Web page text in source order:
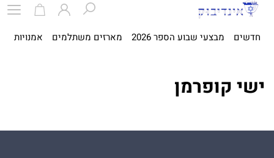
חדשים מבצעי שבוע הספר 2026 מארזים משתלמים אמנויות
ישי קופרמן